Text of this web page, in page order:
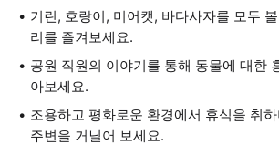
기린, 호랑이, 미어캣, 바다사자를 모두
리를 즐겨보세요.
공원 직원의 이야기를 통해 동물에 대한
아보세요.
조용하고 평화로운 환경에서 휴식을 취
주변을 거닐어 보세요.